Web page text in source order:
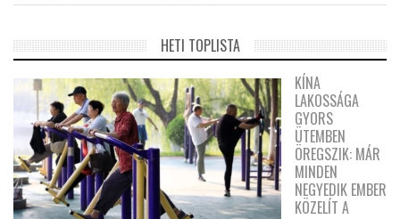
HETI TOPLISTA
KÍNA
LAKOSSÁGA
GYORS
ÜTEMBEN
ÖREGSZIK: MÁR
MINDEN
NEGYEDIK EMBER
KÖZELÍT A